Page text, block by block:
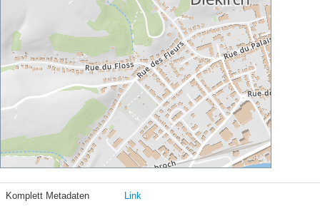
Komplett Metadaten Link